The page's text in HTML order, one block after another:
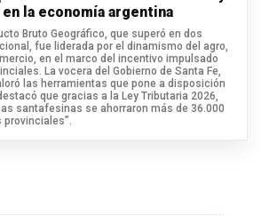
la economía argentina
Bruto Geográfico, que superó en dos
fue liderada por el dinamismo del agro,
en el marco del incentivo impulsado
La vocera del Gobierno de Santa Fe,
las herramientas que pone a disposición
que gracias a la Ley Tributaria 2026,
santafesinas se ahorraron más de 36.000